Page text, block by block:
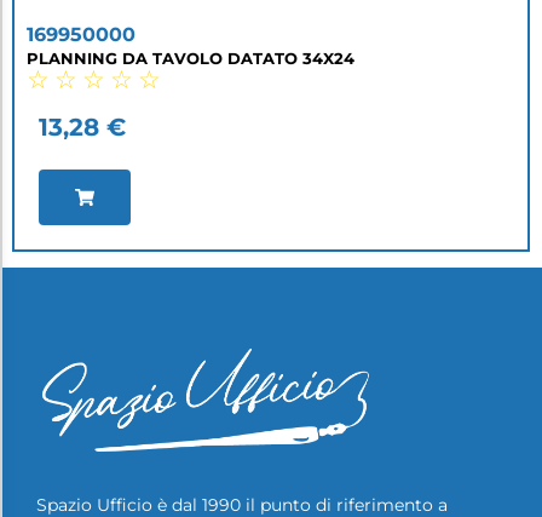
169950000
PLANNING DA TAVOLO DATATO 34X24
☆ ☆ ☆ ☆ ☆
13,28 €
Spazio Ufficio è dal 1990 il punto di riferimento a